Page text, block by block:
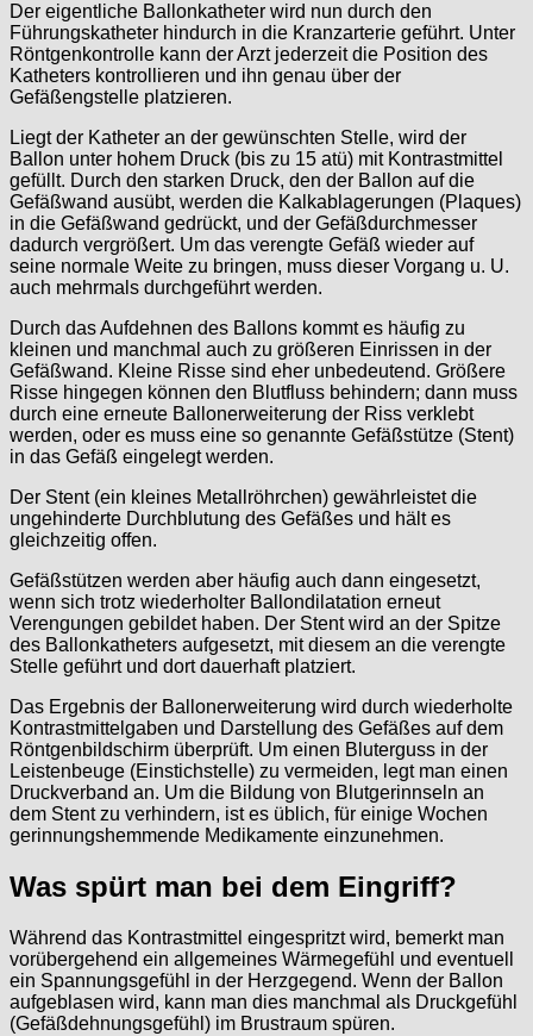
Der eigentliche Ballonkatheter wird nun durch den
Führungskatheter hindurch in die Kranzarterie geführt. Unter
Röntgenkontrolle kann der Arzt jederzeit die Position des
Katheters kontrollieren und ihn genau über der
Gefäßengstelle platzieren.
Liegt der Katheter an der gewünschten Stelle, wird der
Ballon unter hohem Druck (bis zu 15 atü) mit Kontrastmittel
gefüllt. Durch den starken Druck, den der Ballon auf die
Gefäßwand ausübt, werden die Kalkablagerungen (Plaques)
in die Gefäßwand gedrückt, und der Gefäßdurchmesser
dadurch vergrößert. Um das verengte Gefäß wieder auf
seine normale Weite zu bringen, muss dieser Vorgang u. U.
auch mehrmals durchgeführt werden.
Durch das Aufdehnen des Ballons kommt es häufig zu
kleinen und manchmal auch zu größeren Einrissen in der
Gefäßwand. Kleine Risse sind eher unbedeutend. Größere
Risse hingegen können den Blutfluss behindern; dann muss
durch eine erneute Ballonerweiterung der Riss verklebt
werden, oder es muss eine so genannte Gefäßstütze (Stent)
in das Gefäß eingelegt werden.
Der Stent (ein kleines Metallröhrchen) gewährleistet die
ungehinderte Durchblutung des Gefäßes und hält es
gleichzeitig offen.
Gefäßstützen werden aber häufig auch dann eingesetzt,
wenn sich trotz wiederholter Ballondilatation erneut
Verengungen gebildet haben. Der Stent wird an der Spitze
des Ballonkatheters aufgesetzt, mit diesem an die verengte
Stelle geführt und dort dauerhaft platziert.
Das Ergebnis der Ballonerweiterung wird durch wiederholte
Kontrastmittelgaben und Darstellung des Gefäßes auf dem
Röntgenbildschirm überprüft. Um einen Bluterguss in der
Leistenbeuge (Einstichstelle) zu vermeiden, legt man einen
Druckverband an. Um die Bildung von Blutgerinnseln an
dem Stent zu verhindern, ist es üblich, für einige Wochen
gerinnungshemmende Medikamente einzunehmen.
Was spürt man bei dem Eingriff?
Während das Kontrastmittel eingespritzt wird, bemerkt man
vorübergehend ein allgemeines Wärmegefühl und eventuell
ein Spannungsgefühl in der Herzgegend. Wenn der Ballon
aufgeblasen wird, kann man dies manchmal als Druckgefühl
(Gefäßdehnungsgefühl) im Brustraum spüren.